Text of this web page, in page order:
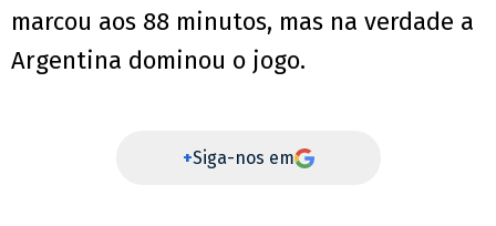
marcou aos 88 minutos, mas na verdade a
Argentina dominou o jogo.
+Siga-nos em